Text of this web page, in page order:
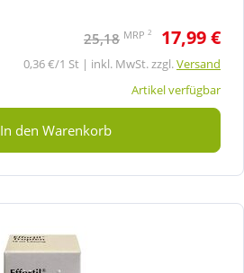
25,18 MRP 2 17,99 €
0,36 €/1 St | inkl. MwSt. zzgl.Versand
Artikel verfügbar
In den Warenkorb